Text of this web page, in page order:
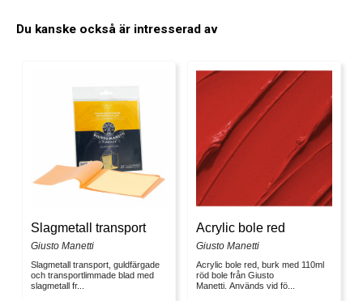
Du kanske också är intresserad av
Slagmetall transport
Giusto Manetti
Slagmetall transport, guldfärgade
och transportlimmade blad med
slagmetall fr...
Acrylic bole red
Giusto Manetti
Acrylic bole red, burk med 110ml
röd bole från Giusto
Manetti. Används vid fö...